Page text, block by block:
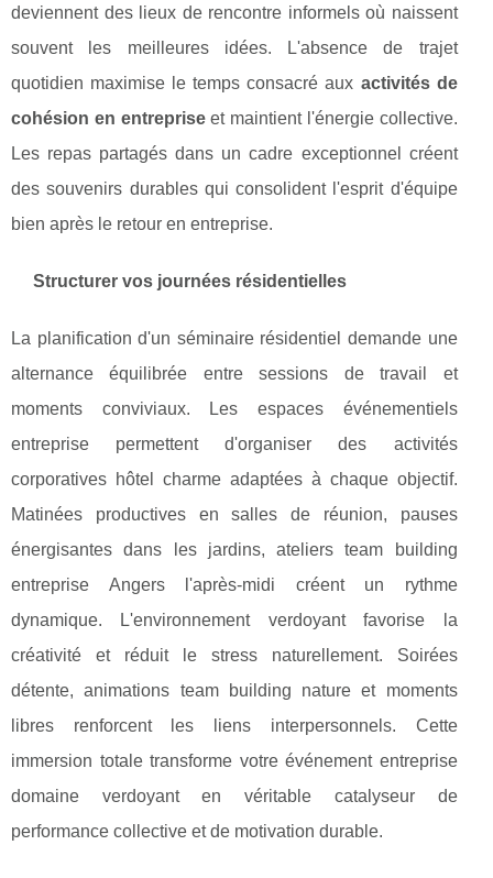
deviennent des lieux de rencontre informels où naissent
souvent les meilleures idées. L'absence de trajet
quotidien maximise le temps consacré aux activités de
cohésion en entrepriseet maintient l'énergie collective.
Les repas partagés dans un cadre exceptionnel créent
des souvenirs durables qui consolident l'esprit d'équipe
bien après le retour en entreprise.
Structurer vos journées résidentielles
La planification d'un séminaire résidentiel demande une
alternance équilibrée entre sessions de travail et
moments conviviaux. Les espaces événementiels
entreprise permettent d'organiser des activités
corporatives hôtel charme adaptées à chaque objectif.
Matinées productives en salles de réunion, pauses
énergisantes dans les jardins, ateliers team building
entreprise Angers l'après-midi créent un rythme
dynamique. L'environnement verdoyant favorise la
créativité et réduit le stress naturellement. Soirées
détente, animations team building nature et moments
libres renforcent les liens interpersonnels. Cette
immersion totale transforme votre événement entreprise
domaine verdoyant en véritable catalyseur de
performance collective et de motivation durable.